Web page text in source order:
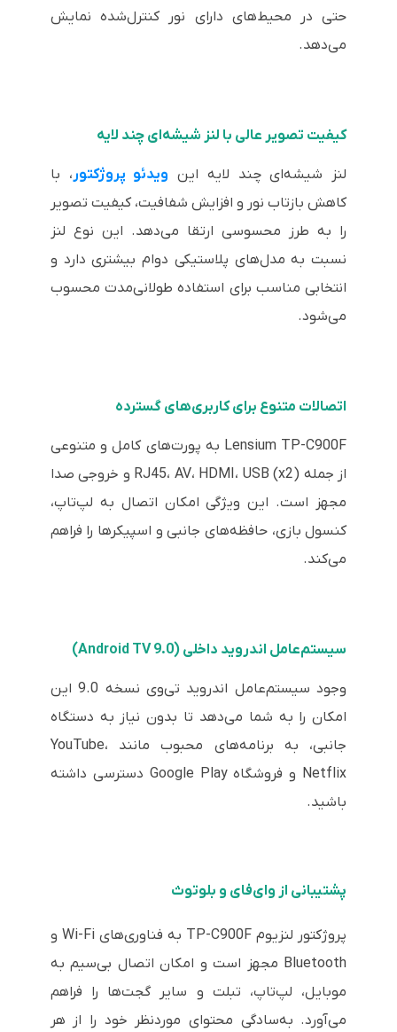
حتی در محیط‌های دارای نور کنترل‌شده نمایش
می‌دهد.
کیفیت تصویر عالی با لنز شیشه‌ای چند لایه
لنز شیشه‌ای چند لایه این ویدئو پروژکتور ، با
کاهش بازتاب نور و افزایش شفافیت، کیفیت تصویر
را به طرز محسوسی ارتقا می‌دهد. این نوع لنز
نسبت به مدل‌های پلاستیکی دوام بیشتری دارد و
انتخابی مناسب برای استفاده طولانی‌مدت محسوب
می‌شود.
اتصالات متنوع برای کاربری‌های گسترده
Lensium TP-C900F به پورت‌های کامل و متنوعی
از جمله RJ45، AV، HDMI، USB (x2) و خروجی صدا
مجهز است. این ویژگی امکان اتصال به لپ‌تاپ،
کنسول بازی، حافظه‌های جانبی و اسپیکرها را فراهم
می‌کند.
سیستم‌عامل اندروید داخلی (Android TV 9.0)
وجود سیستم‌عامل اندروید تی‌وی نسخه 9.0 این
امکان را به شما می‌دهد تا بدون نیاز به دستگاه
جانبی، به برنامه‌های محبوب مانند YouTube،
Netflix و فروشگاه Google Play دسترسی داشته
باشید.
پشتیبانی از وای‌فای و بلوتوث
پروژکتور لنزیوم TP-C900F به فناوری‌های Wi-Fi و
Bluetooth مجهز است و امکان اتصال بی‌سیم به
موبایل، لپ‌تاپ، تبلت و سایر گجت‌ها را فراهم
می‌آورد. به‌سادگی محتوای موردنظر خود را از هر